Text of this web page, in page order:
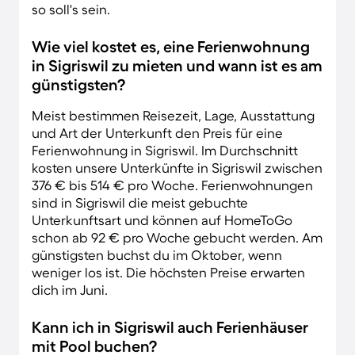
so soll's sein.
Wie viel kostet es, eine Ferienwohnung
in Sigriswil zu mieten und wann ist es am
günstigsten?
Meist bestimmen Reisezeit, Lage, Ausstattung
und Art der Unterkunft den Preis für eine
Ferienwohnung in Sigriswil. Im Durchschnitt
kosten unsere Unterkünfte in Sigriswil zwischen
376 € bis 514 € pro Woche. Ferienwohnungen
sind in Sigriswil die meist gebuchte
Unterkunftsart und können auf HomeToGo
schon ab 92 € pro Woche gebucht werden. Am
günstigsten buchst du im Oktober, wenn
weniger los ist. Die höchsten Preise erwarten
dich im Juni.
Kann ich in Sigriswil auch Ferienhäuser
mit Pool buchen?